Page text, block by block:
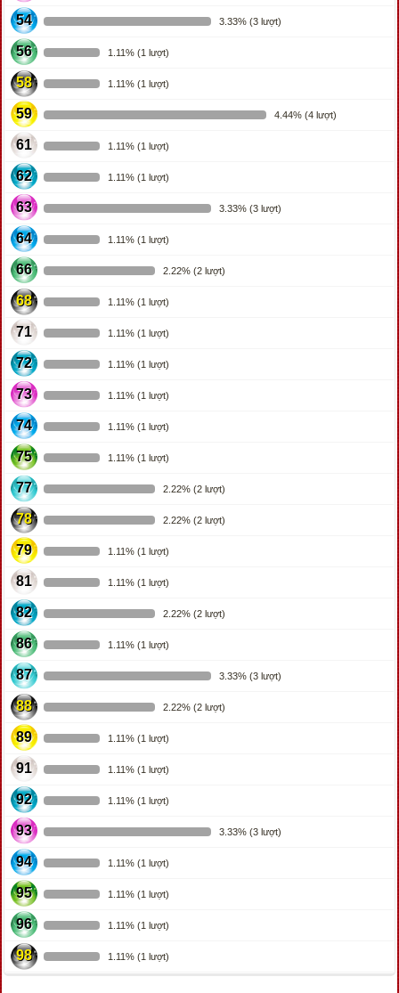
54 3.33% (3 lượt)
56 1.11% (1 lượt)
58 1.11% (1 lượt)
59 4.44% (4 lượt)
61 1.11% (1 lượt)
62 1.11% (1 lượt)
63 3.33% (3 lượt)
64 1.11% (1 lượt)
66 2.22% (2 lượt)
68 1.11% (1 lượt)
71 1.11% (1 lượt)
72 1.11% (1 lượt)
73 1.11% (1 lượt)
74 1.11% (1 lượt)
75 1.11% (1 lượt)
77 2.22% (2 lượt)
78 2.22% (2 lượt)
79 1.11% (1 lượt)
81 1.11% (1 lượt)
82 2.22% (2 lượt)
86 1.11% (1 lượt)
87 3.33% (3 lượt)
88 2.22% (2 lượt)
89 1.11% (1 lượt)
91 1.11% (1 lượt)
92 1.11% (1 lượt)
93 3.33% (3 lượt)
94 1.11% (1 lượt)
95 1.11% (1 lượt)
96 1.11% (1 lượt)
98 1.11% (1 lượt)